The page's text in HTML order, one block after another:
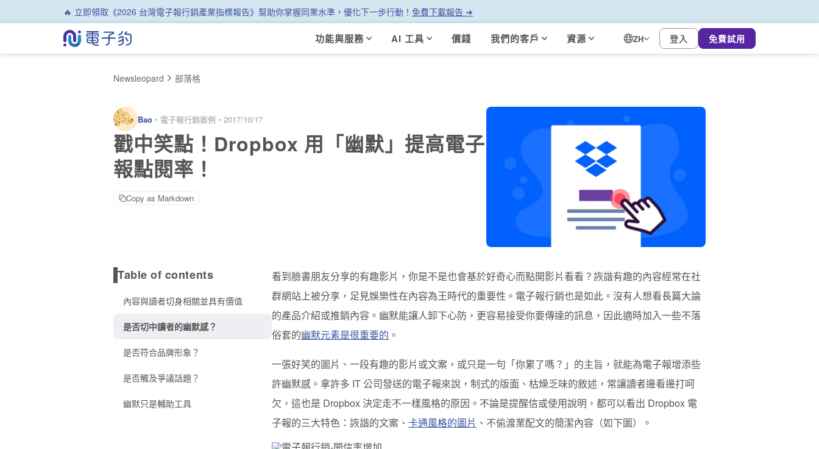
🔥 立即領取《2026 台灣電子報行銷產業指標報告》幫助你掌握同業水準，優化下一步行動！ 免費下載報告 ➜
功能與服務 AI 工具 價錢 我們的客戶 資源 ZH 登入 免費試用
Newsleopard 部落格
Bao ・ 電子報行銷案例 ・ 2017/10/17
戳中笑點！Dropbox 用「幽默」提高電子
報點閱率！
Copy as Markdown
Table of contents
內容與讀者切身相關並具有價值
是否切中讀者的幽默感？
是否符合品牌形象？
是否觸及爭議話題？
幽默只是輔助工具
看到臉書朋友分享的有趣影片，你是不是也會基於好奇心而點開影片看看？詼諧有趣的內容經常在社
群網站上被分享，足見娛樂性在內容為王時代的重要性。電子報行銷也是如此。沒有人想看長篇大論
的產品介紹或推銷內容。幽默能讓人卸下心防，更容易接受你要傳達的訊息，因此適時加入一些不落
俗套的幽默元素是很重要的 。
一張好笑的圖片、一段有趣的影片或文案，或只是一句「你累了嗎？」的主旨，就能為電子報增添些
許幽默感。拿許多 IT 公司發送的電子報來說，制式的版面、枯燥乏味的敘述，常讓讀者邊看邊打呵
欠，這也是 Dropbox 決定走不一樣風格的原因。不論是提醒信或使用說明，都可以看出 Dropbox 電
子報的三大特色：詼諧的文案、 卡通風格的圖片 、不偷渡業配文的簡潔內容（如下圖）。